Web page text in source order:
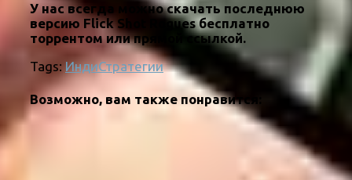
У нас всегда можно скачать последнюю
версию Flick Shot Rogues бесплатно
торрентом или прямой ссылкой.
Tags: ИндиСтратегии
Возможно, вам также понравится: